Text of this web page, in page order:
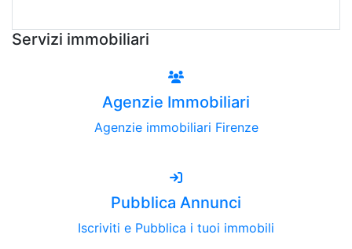
Servizi immobiliari
Agenzie Immobiliari
Agenzie immobiliari Firenze
Pubblica Annunci
Iscriviti e Pubblica i tuoi immobili